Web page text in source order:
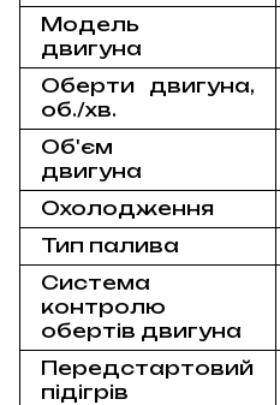
Модель
двигуна
Оберти двигуна,
об./хв.
Об'єм
двигуна
Охолодження
Тип палива
Система
контролю
обертів двигуна
Передстартовий
підігрів